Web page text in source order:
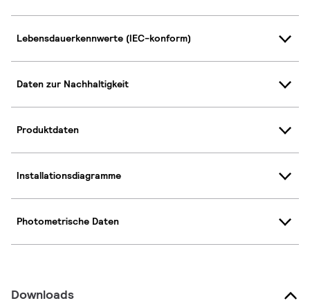
Lebensdauerkennwerte (IEC-konform)
Daten zur Nachhaltigkeit
Produktdaten
Installationsdiagramme
Photometrische Daten
Downloads